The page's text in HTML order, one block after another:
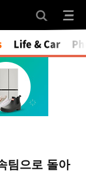
Mute
Life & Car
팀으로 돌아